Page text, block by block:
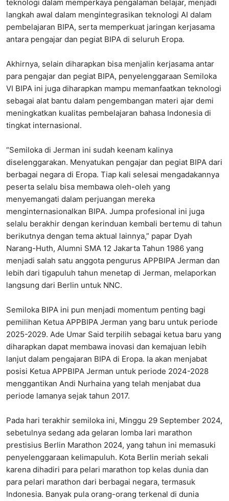
teknologi dalam memperkaya pengalaman belajar, menjadi
langkah awal dalam mengintegrasikan teknologi AI dalam
pembelajaran BIPA, serta memperkuat jaringan kerjasama
antara pengajar dan pegiat BIPA di seluruh Eropa.
Akhirnya, selain diharapkan bisa menjalin kerjasama antar
para pengajar dan pegiat BIPA, penyelenggaraan Semiloka
VI BIPA ini juga diharapkan mampu memanfaatkan teknologi
sebagai alat bantu dalam pengembangan materi ajar demi
meningkatkan kualitas pembelajaran bahasa Indonesia di
tingkat internasional.
“Semiloka di Jerman ini sudah keenam kalinya
diselenggarakan. Menyatukan pengajar dan pegiat BIPA dari
berbagai negara di Eropa. Tiap kali selesai mengadakannya
peserta selalu bisa membawa oleh-oleh yang
menyemangati dalam perjuangan mereka
menginternasionalkan BIPA. Jumpa profesional ini juga
selalu berakhir dengan kerinduan kembali bertemu di tahun
berikutnya dengan tema aktual lainnya,” papar Dyah
Narang-Huth, Alumni SMA 12 Jakarta Tahun 1986 yang
menjadi salah satu anggota pengurus APPBIPA Jerman dan
lebih dari tigapuluh tahun menetap di Jerman, melaporkan
langsung dari Berlin untuk NNC.
Semiloka BIPA ini pun menjadi momentum penting bagi
pemilihan Ketua APPBIPA Jerman yang baru untuk periode
2025-2029. Ade Umar Said terpilih sebagai ketua baru yang
diharapkan dapat membawa inovasi dan kemajuan lebih
lanjut dalam pengajaran BIPA di Eropa. Ia akan menjabat
posisi Ketua APPBIPA Jerman untuk periode 2024-2028
menggantikan Andi Nurhaina yang telah menjabat dua
periode lamanya sejak tahun 2017.
Pada hari terakhir semiloka ini, Minggu 29 September 2024,
sebetulnya sedang ada gelaran lomba lari marathon
prestisius Berlin Marathon 2024, yang tahun ini memasuki
penyelenggaraan kelimapuluh. Kota Berlin meriah sekali
karena dihadiri para pelari marathon top kelas dunia dan
para pelari marathon dari berbagai negara, termasuk
Indonesia. Banyak pula orang-orang terkenal di dunia